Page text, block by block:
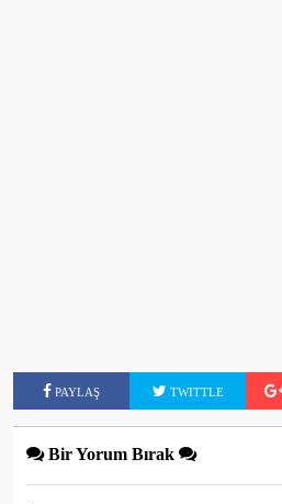
PAYLAŞ TWITTLE
Bir Yorum Bırak